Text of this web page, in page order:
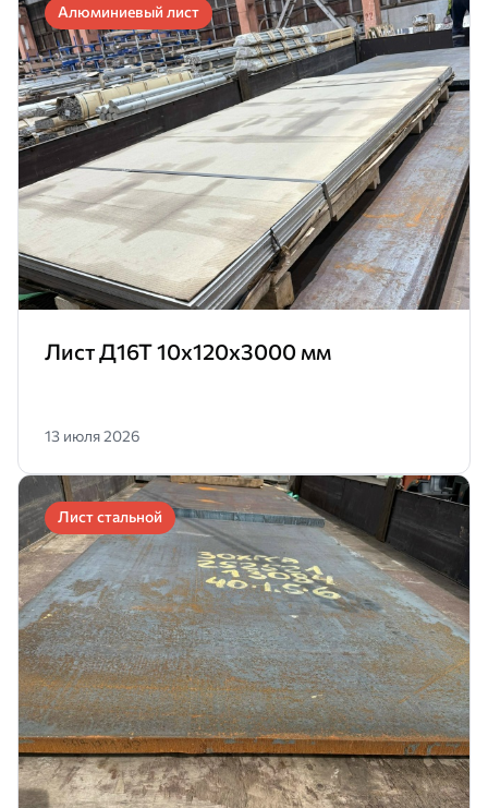
Алюминиевый лист
Лист Д16Т 10х120х3000 мм
13 июля 2026
Лист стальной